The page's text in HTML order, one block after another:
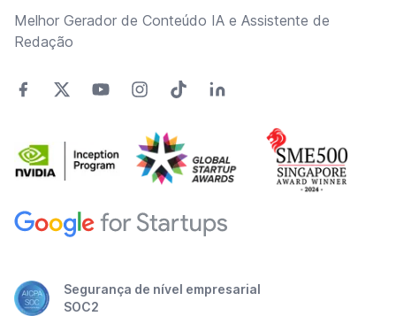
Melhor Gerador de Conteúdo IA e Assistente de
Redação
Segurança de nível empresarial
SOC2